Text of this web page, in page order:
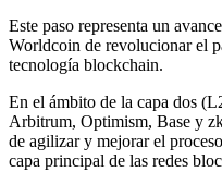
Este paso representa un
Worldcoin de revolucionar el
tecnología blockchain.
En el ámbito de la capa dos
Arbitrum, Optimism, Base y
de agilizar y mejorar el
capa principal de las redes